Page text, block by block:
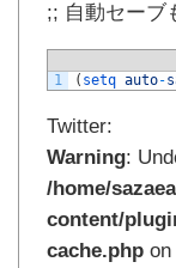
;; 自動セーブ
1 ( setq auto-
Twitter:
Warning:
/home/
content/
cache.php on